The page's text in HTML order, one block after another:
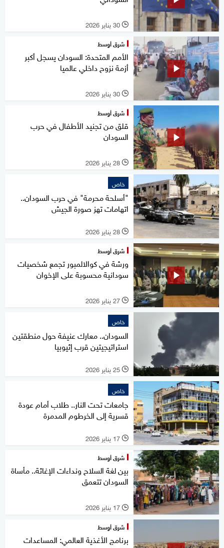
l 30 يناير 2026
شرق أوسط
الأمم المتحدة: السودان يسجل أكبر
أزمة نزوح داخلي عالميا
l 30 يناير 2026
شرق أوسط
قلق من تجنيد الأطفال في حرب
السودان
l 28 يناير 2026
خاص
"أسلحة محرمة" في حرب السودان..
اتهامات تهز صورة الجيش
l 28 يناير 2026
شرق أوسط
ورشة في كوالالمبور تجمع شخصيات
سودانية محسوبة على الإخوان
l 27 يناير 2026
خاص
السودان.. معارك عنيفة حول منطقتين
استراتيجيتين قرب إثيوبيا
l 25 يناير 2026
خاص
جامعات تحت النار.. طلاب أمام عودة
قسرية إلى الخرطوم المدمرة
l 17 يناير 2026
شرق أوسط
بين لغة السلاح ونداءات الإغاثة.. مأساة
السودان تتعمق
l 17 يناير 2026
شرق أوسط
برنامج الأغذية العالمي: المساعدات